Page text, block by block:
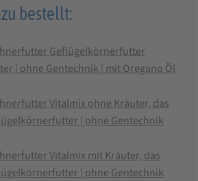
bestellt:
Geflügelkörnerfutter
| ohne Gentechnik | mit Oregano Öl
Vitalmix ohne Kräuter, das
| ohne Gentechnik
Vitalmix mit Kräuter, das
| ohne Gentechnik